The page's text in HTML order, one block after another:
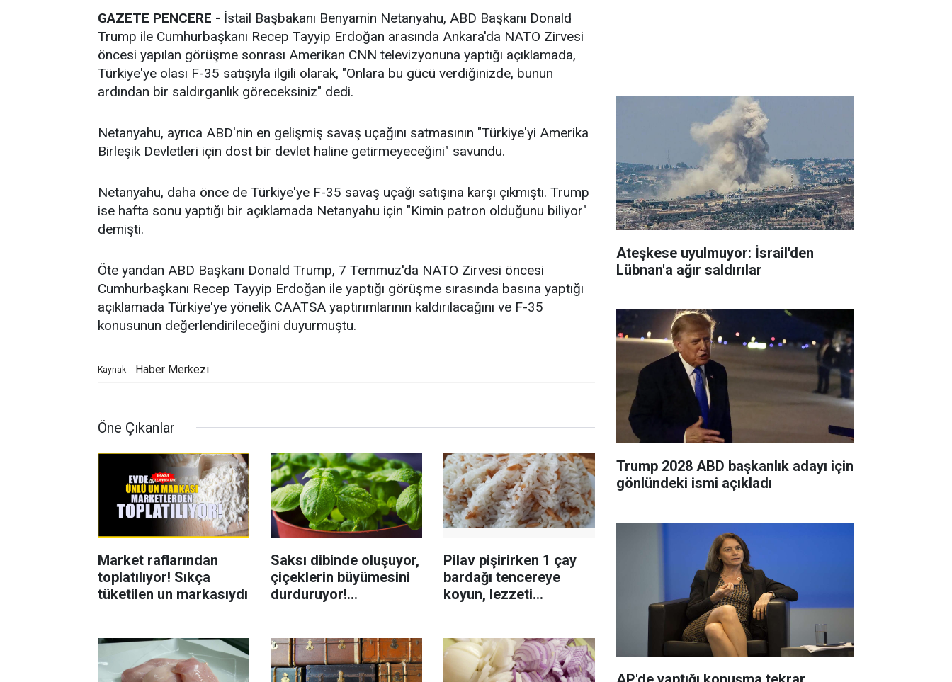
GAZETE PENCERE - İstail Başbakanı Benyamin Netanyahu, ABD Başkanı Donald
Trump ile Cumhurbaşkanı Recep Tayyip Erdoğan arasında Ankara'da NATO Zirvesi
öncesi yapılan görüşme sonrası Amerikan CNN televizyonuna yaptığı açıklamada,
Türkiye'ye olası F-35 satışıyla ilgili olarak, "Onlara bu gücü verdiğinizde, bunun
ardından bir saldırganlık göreceksiniz" dedi.
Netanyahu, ayrıca ABD'nin en gelişmiş savaş uçağını satmasının "Türkiye'yi Amerika
Birleşik Devletleri için dost bir devlet haline getirmeyeceğini" savundu.
Netanyahu, daha önce de Türkiye'ye F-35 savaş uçağı satışına karşı çıkmıştı. Trump
ise hafta sonu yaptığı bir açıklamada Netanyahu için "Kimin patron olduğunu biliyor"
demişti.
Öte yandan ABD Başkanı Donald Trump, 7 Temmuz'da NATO Zirvesi öncesi
Cumhurbaşkanı Recep Tayyip Erdoğan ile yaptığı görüşme sırasında basına yaptığı
açıklamada Türkiye'ye yönelik CAATSA yaptırımlarının kaldırılacağını ve F-35
konusunun değerlendirileceğini duyurmuştu.
Kaynak: Haber Merkezi
Öne Çıkanlar
Market raflarından
toplatılıyor! Sıkça
tüketilen un markasıydı
Saksı dibinde oluşuyor,
çiçeklerin büyümesini
durduruyor!
Pilav pişirirken 1 çay
bardağı tencereye
koyun, lezzeti
Ateşkese uyulmuyor: İsrail'den
Lübnan'a ağır saldırılar
Trump 2028 ABD başkanlık adayı için
gönlündeki ismi açıkladı